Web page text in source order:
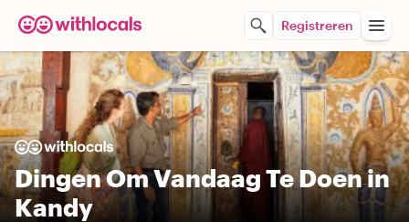
Registreren
Dingen Om Vandaag Te Doen in
Kandy